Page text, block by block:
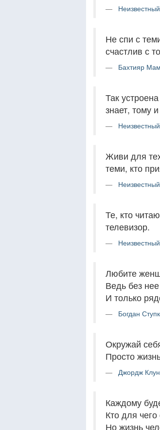
Не спи с
счастлив с
Бахтияр
Так
знает, тому
Живи для
теми, кто
Те, кто
телевизор.
Любите
Ведь без
И только
Богдан
Окружай
Просто
Джордж
Каждому
Кто для чего
Но жизнь